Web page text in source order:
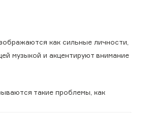
как сильные личности,
музыкой и акцентируют внимание
такие проблемы, как